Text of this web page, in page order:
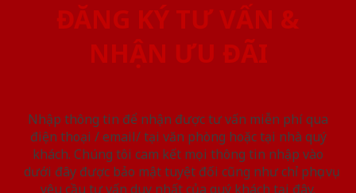
ĐĂNG KÝ TƯ VẤN &
NHẬN ƯU ĐÃI
Nhập thông tin để nhận được tư vấn miễn phí qua
điện thoại / email/ tại văn phòng hoặc tại nhà quý
khách. Chúng tôi cam kết mọi thông tin nhập vào
dưới đây được bảo mật tuyệt đối cũng như chỉ phục vụ
yêu cầu tư vấn duy nhất của quý khách tại đây.